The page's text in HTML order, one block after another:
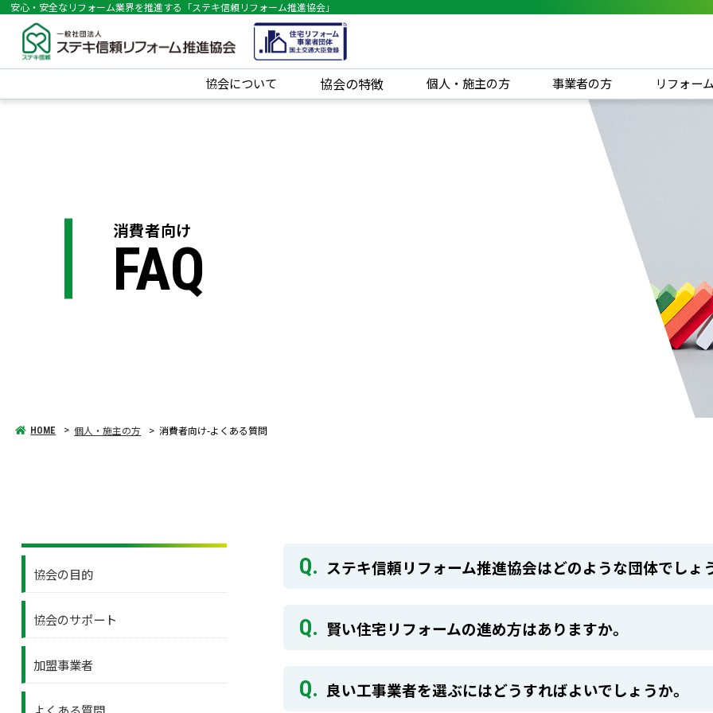
安心・安全なリフォーム業界を推進する「ステキ信頼リフォーム推進協会」
協会について 協会の特徴 個人・施主の方 事業者の方 リフォー
消費者向け
FAQ
HOME 個人・施主の方 消費者向け-よくある質問
協会の目的
協会のサポート
加盟事業者
ステキ信頼リフォーム推進協会はどのような団体でしょ
賢い住宅リフォームの進め方はありますか。
良い工事業者を選ぶにはどうすればよいでしょうか。